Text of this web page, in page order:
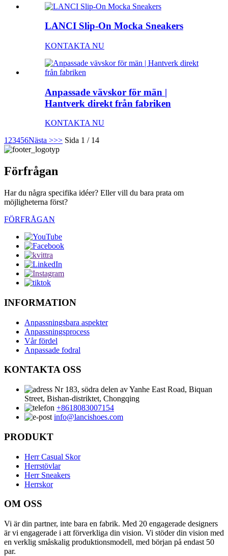
LANCI Slip-On Mocka Sneakers
KONTAKTA NU
Anpassade vävskor för män |
Hantverk direkt från fabriken
KONTAKTA NU
1 23456Nästa >>> Sida 1 / 14
Förfrågan
Har du några specifika idéer? Eller vill du bara prata om
möjligheterna först?
FÖRFRÅGAN
INFORMATION
Anpassningsbara aspekter
Anpassningsprocess
Vår fördel
Anpassade fodral
KONTAKTA OSS
Nr 183, södra delen av Yanhe East Road, Biquan
Street, Bishan-distriktet, Chongqing
+8618083007154
info@lancishoes.com
PRODUKT
Herr Casual Skor
Herrstövlar
Herr Sneakers
Herrskor
OM OSS
Vi är din partner, inte bara en fabrik. Med 20 engagerade designers
är vi engagerade i att förverkliga din vision. Vi stöder din vision med
en verklig småskalig produktionsmodell, med början på endast 50
par.